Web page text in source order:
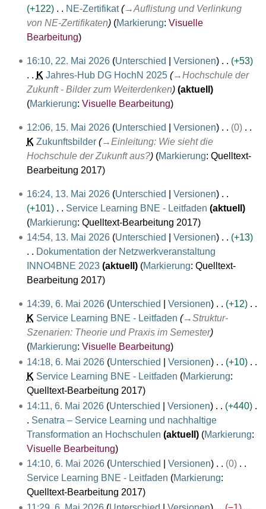
n
g
+122
NE-Zertifikat →Auflistung und Verlinkung
von NE-Zertifikaten
Markierung: Visuelle
Bearbeitung
16:10, 22. Mai 2026 Unterschied Versionen
+53
K Jahres-Hub DG HochN 2025 →Hochschule der
Zukunft - Bilder zum Weiterdenken
aktuell
Markierung: Visuelle Bearbeitung
12:06, 15. Mai 2026 Unterschied Versionen
0
K Zukunftsbilder →Einleitung: Wie sieht die
Hochschule der Zukunft aus?
Markierung: Quelltext-
Bearbeitung 2017
16:24, 13. Mai 2026 Unterschied
Versionen
+101
Service Learning BNE - Leitfaden
K
e
n
e
e
a
r
b
e
i
t
u
n
g
s
z
u
s
a
aktuell
Markierung: Quelltext-Bearbeitung 2017
14:54, 13. Mai 2026 Unterschied Versionen
+13
Dokumentation der Netzwerkveranstaltung
INNO4BNE 2023
K
i
n
e
B
e
a
r
b
e
t
u
n
g
aktuell Markierung: Quelltext-
Bearbeitung 2017
14:39, 6. Mai 2026 Unterschied Versionen
+12
K Service Learning BNE - Leitfaden →Struktur-
Szenarien: Theorie und Praxis im Semester
Markierung: Visuelle Bearbeitung
14:18, 6. Mai 2026 Unterschied Versionen
+10
K Service Learning BNE - Leitfaden
K
e
n
e
B
e
a
r
Markierung:
Quelltext-Bearbeitung 2017
14:11, 6. Mai 2026 Unterschied Versionen
+440
Senatra – Service Learning und nachhaltige
Transformation an Hochschulen
K
e
i
n
e
aktuell Markierung:
Visuelle Bearbeitung
14:10, 6. Mai 2026 Unterschied Versionen
0
Service Learning BNE - Leitfaden
K
e
Markierung:
Quelltext-Bearbeitung 2017